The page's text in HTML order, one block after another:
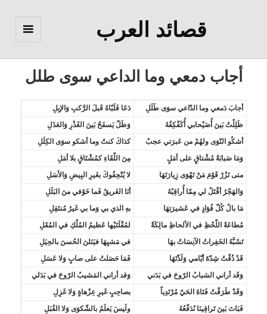
قصائد العرب
أجاب دمعي وما الداعي سوى طلل
أجابَ دَمعي وما الدّاعي سوَى طَلَلِ
دَعَا فَلَبّاهُ قَبلَ الرَّكبِ وَالإبِلِ
ظَلِلْتُ بَينَ أُصَيْحابي أُكَفْكِفُهُ
وَظَلّ يَسفَحُ بَينَ العُذْرِ وَالعَذَلِ
أشكُو النّوَى ولهُمْ من عَبرَتي عجبٌ
كذاكَ كنتُ وما أشكو سوَى الكِلَلِ
وَمَا صَبابَةُ مُشْتاقٍ على أمَلٍ
مِنَ اللّقَاءِ كمُشْتَاقٍ بلا أمَلِ
متى تَزُرْ قَوْمَ مَنْ تَهْوَى زِيارَتَهَا
لا يُتْحِفُوكَ بغَيرِ البِيضِ وَالأسَلِ
وَالهَجْرُ أقْتَلُ لي مِمّا أُراقِبُهُ
أنَا الغَريقُ فَما خَوْفي منَ البَلَلِ
مَا بالُ كُلّ فُؤادٍ في عَشيرَتِهَا
بهِ الذي بي وَما بي غَيرُ مُنتَقِلِ
مُطاعَةُ اللّحْظِ في الألحاظِ مالِكَةٌ
لمُقْلَتَيْها عَظيمُ المُلْكِ في المُقَلِ
تَشَبَّهُ الخَفِراتُ الآنِسَاتُ بهَا
في مَشيِهَا فيَنَلنَ الحُسنَ بالحِيَلِ
قَدْ ذُقْتُ شِدّةَ أيّامي وَلَذّتَهَا
فَمَا حَصَلتُ على صابٍ وَلا عَسَلِ
وَقَد أراني الشبابُ الرّوحَ في بَدَني
وَقد أراني المَشيبُ الرّوحَ في بَدَلي
وَقَدْ طَرَقْتُ فَتَاةَ الحَيّ مُرْتَدِياً
بصاحِبٍ غَيرِ عِزْهاةٍ وَلا غَزِلِ
فَبَاتَ بَينَ تَراقِينَا نُدَفّعُهُ
ولَيسَ يَعلَمُ بالشّكوَى وَلا القُبَلِ